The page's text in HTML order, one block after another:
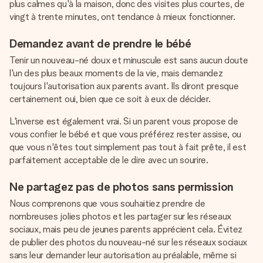
plus calmes qu'à la maison, donc des visites plus courtes, de
vingt à trente minutes, ont tendance à mieux fonctionner.
Demandez avant de prendre le bébé
Tenir un nouveau-né doux et minuscule est sans aucun doute
l'un des plus beaux moments de la vie, mais demandez
toujours l'autorisation aux parents avant. Ils diront presque
certainement oui, bien que ce soit à eux de décider.
L'inverse est également vrai. Si un parent vous propose de
vous confier le bébé et que vous préférez rester assise, ou
que vous n'êtes tout simplement pas tout à fait prête, il est
parfaitement acceptable de le dire avec un sourire.
Ne partagez pas de photos sans permission
Nous comprenons que vous souhaitiez prendre de
nombreuses jolies photos et les partager sur les réseaux
sociaux, mais peu de jeunes parents apprécient cela. Évitez
de publier des photos du nouveau-né sur les réseaux sociaux
sans leur demander leur autorisation au préalable, même si